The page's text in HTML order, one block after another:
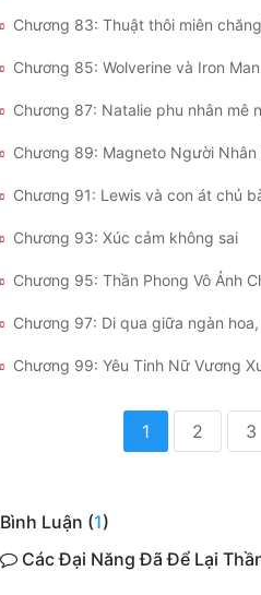
Chương 83: Thuật thôi miên
Chương 85: Wolverine và Iron
Chương 87: Natalie phu nhân mê
Chương 89: Magneto Người Nhân
Chương 91: Lewis và con át chủ
Chương 93: Xúc cảm không sai
Chương 95: Thần Phong Vô Ảnh
Chương 99: Yêu Tinh Nữ Vương
1 2 3
Bình Luận (1)
Các Đại Năng Đã Để Lại